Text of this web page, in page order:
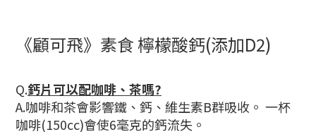
《顧可飛》素食 檸檬酸鈣(添加D2)
Q.鈣片可以配咖啡、茶嗎?
A.咖啡和茶會影響鐵、鈣、維生素B群吸收。 一杯
咖啡(150cc)會使6毫克的鈣流失。